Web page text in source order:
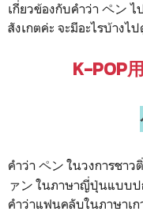
เกี่ยวข้องกับคำว่า ペン
สังเกตค่ะ จะมีอะไรบ้างไ
K-POP
คำว่า ペン ในวงการชาว
ァン ในภาษาญี่ปุ่นแบบป
คำว่าแฟนคลับในภาษาเก